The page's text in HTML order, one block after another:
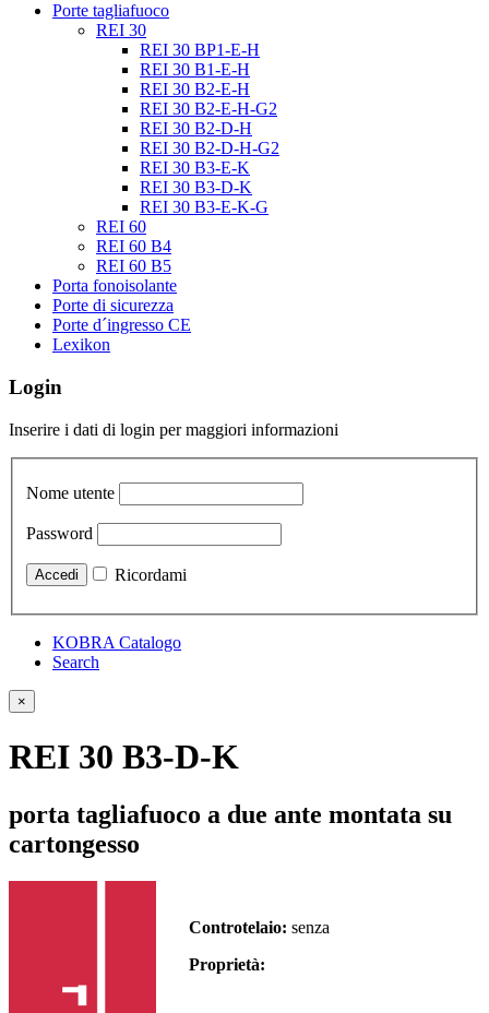
Porte tagliafuoco
REI 30
REI 30 BP1-E-H
REI 30 B1-E-H
REI 30 B2-E-H
REI 30 B2-E-H-G2
REI 30 B2-D-H
REI 30 B2-D-H-G2
REI 30 B3-E-K
REI 30 B3-D-K
REI 30 B3-E-K-G
REI 60
REI 60 B4
REI 60 B5
Porta fonoisolante
Porte di sicurezza
Porte d´ingresso CE
Lexikon
Login
Inserire i dati di login per maggiori informazioni
Nome utente
Password
Ricordami
KOBRA Catalogo
Search
×
REI 30 B3-D-K
porta tagliafuoco a due ante montata su
cartongesso
Controtelaio: senza
Proprietà: